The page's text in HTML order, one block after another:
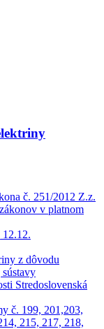
č. 251/2012 Z.z.
v platnom
12.12.
z dôvodu
Stredoslovenská
č. 199, 201,203,
215, 217, 218,